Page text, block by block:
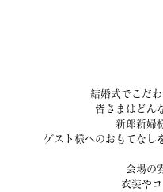
結婚式でこだ
皆さまはどん
新郎新婦
ゲスト様へのおもてなし
会場の
衣装やコ